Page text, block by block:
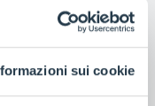
sui cookie